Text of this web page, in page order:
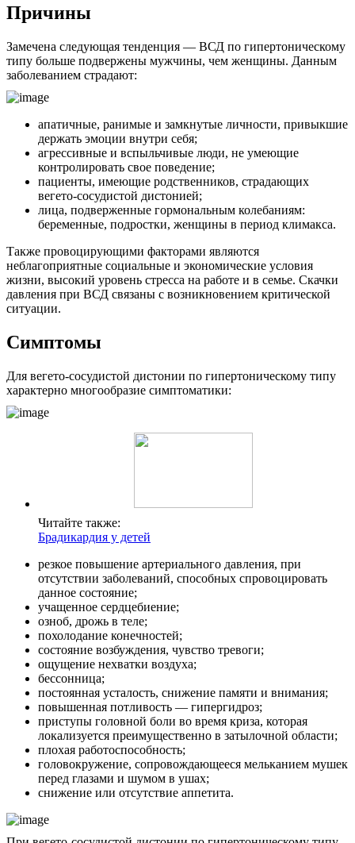
Причины
Замечена следующая тенденция — ВСД по гипертоническому
типу больше подвержены мужчины, чем женщины. Данным
заболеванием страдают:
апатичные, ранимые и замкнутые личности, привыкшие
держать эмоции внутри себя;
агрессивные и вспыльчивые люди, не умеющие
контролировать свое поведение;
пациенты, имеющие родственников, страдающих
вегето-сосудистой дистонией;
лица, подверженные гормональным колебаниям:
беременные, подростки, женщины в период климакса.
Также провоцирующими факторами являются
неблагоприятные социальные и экономические условия
жизни, высокий уровень стресса на работе и в семье. Скачки
давления при ВСД связаны с возникновением критической
ситуации.
Симптомы
Для вегето-сосудистой дистонии по гипертоническому типу
характерно многообразие симптоматики:
Читайте также:
Брадикардия у детей
резкое повышение артериального давления, при
отсутствии заболеваний, способных спровоцировать
данное состояние;
учащенное сердцебиение;
озноб, дрожь в теле;
похолодание конечностей;
состояние возбуждения, чувство тревоги;
ощущение нехватки воздуха;
бессонница;
постоянная усталость, снижение памяти и внимания;
повышенная потливость — гипергидроз;
приступы головной боли во время криза, которая
локализуется преимущественно в затылочной области;
плохая работоспособность;
головокружение, сопровождающееся мельканием мушек
перед глазами и шумом в ушах;
снижение или отсутствие аппетита.